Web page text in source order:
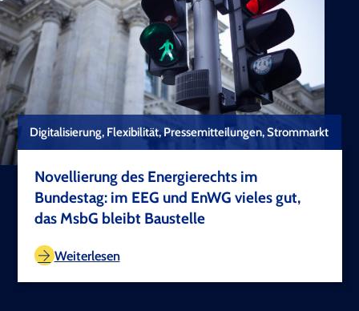
Digitalisierung, Flexibilität, Pressemitteilungen, Strommarkt
Novellierung des Energierechts im
Bundestag: im EEG und EnWG vieles gut,
das MsbG bleibt Baustelle
Weiterlesen